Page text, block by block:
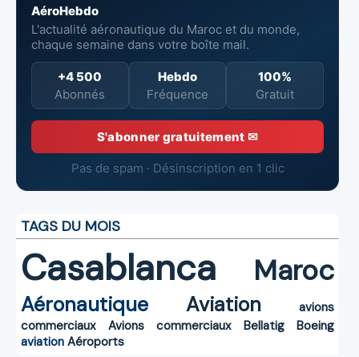
AéroHebdo
L'actualité aéronautique du Maroc et du monde,
chaque semaine dans votre boîte mail.
+4 500
Abonnés
Hebdo
Fréquence
100%
Gratuit
S'abonner gratuitement ✉
Pas de spam · Désinscription en 1 clic
TAGS DU MOIS
Casablanca Maroc
Aéronautique Aviation
avions
commerciaux
Avions commerciaux Bellatig
Boeing
aviation Aéroports